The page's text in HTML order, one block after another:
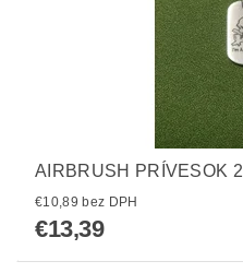
AIRBRUSH PRÍVESOK 2
€10,89 bez DPH
€13,39